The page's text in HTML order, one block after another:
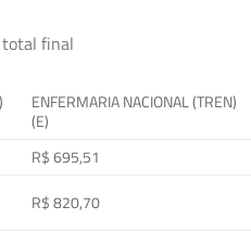
total final
ENFERMARIA NACIONAL (TREN)
(E)
R$ 695,51
R$ 820,70